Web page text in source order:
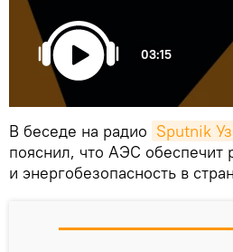
03:15
В беседе на радио Sputnik
пояснил, что АЭС обеспечит
и энергобезопасность в